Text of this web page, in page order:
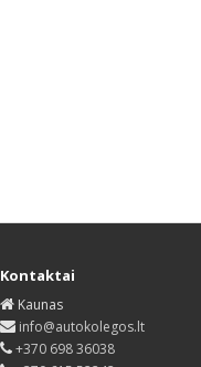
Kontaktai
Kaunas
info@autokolegos.lt
+370 698 36038